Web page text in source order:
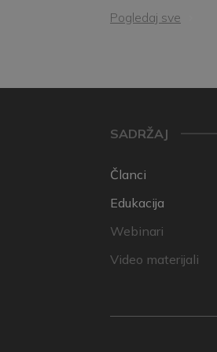
Pogledaj sve
SADRŽAJ
Članci
Edukacija
Webinari
Video materijali